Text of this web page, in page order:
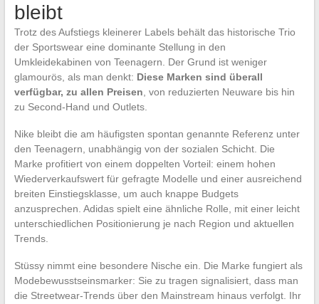
bleibt
Trotz des Aufstiegs kleinerer Labels behält das historische Trio
der Sportswear eine dominante Stellung in den
Umkleidekabinen von Teenagern. Der Grund ist weniger
glamourös, als man denkt: Diese Marken sind überall
verfügbar, zu allen Preisen, von reduzierten Neuware bis hin
zu Second-Hand und Outlets.
Nike bleibt die am häufigsten spontan genannte Referenz unter
den Teenagern, unabhängig von der sozialen Schicht. Die
Marke profitiert von einem doppelten Vorteil: einem hohen
Wiederverkaufswert für gefragte Modelle und einer ausreichend
breiten Einstiegsklasse, um auch knappe Budgets
anzusprechen. Adidas spielt eine ähnliche Rolle, mit einer leicht
unterschiedlichen Positionierung je nach Region und aktuellen
Trends.
Stüssy nimmt eine besondere Nische ein. Die Marke fungiert als
Modebewusstseinsmarker: Sie zu tragen signalisiert, dass man
die Streetwear-Trends über den Mainstream hinaus verfolgt. Ihr